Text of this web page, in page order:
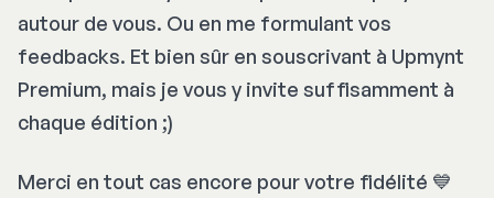
autour de vous. Ou en me formulant vos
feedbacks. Et bien sûr en souscrivant à Upmynt
Premium, mais je vous y invite suffisamment à
chaque édition ;)
Merci en tout cas encore pour votre fidélité 💙